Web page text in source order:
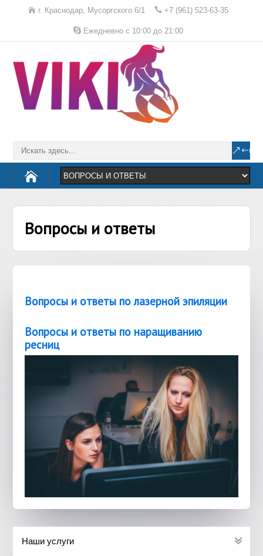
г. Краснодар, Мусоргского 6/1 +7 (961) 523-63-35
Ежедневно с 10:00 до 21:00
Вопросы и ответы
Вопросы и ответы по лазерной эпиляции
Вопросы и ответы по наращиванию
ресниц
Наши услуги